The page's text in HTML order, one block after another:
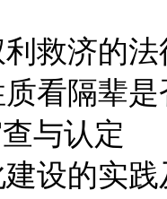
救济的法
看隔辈
与认定
设的实